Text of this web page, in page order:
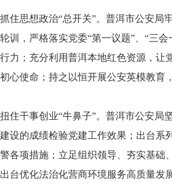
抓住思想政治“总开关”。普洱市公安局
轮训，严格落实党委“第一议题”、“三
行力；充分利用普洱本地红色资源，让
初心使命；持之以恒开展公安英模教育
扭住干事创业“牛鼻子”。普洱市公安局
建设的成绩检验党建工作效果；出台系
警各项措施；立足组织领导、夯实基础
出台优化法治化营商环境服务高质量发